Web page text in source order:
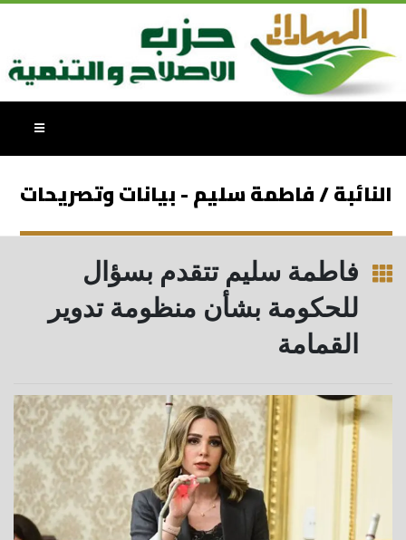
النائبة / فاطمة سليم - بيانات وتصريحات
فاطمة سليم تتقدم بسؤال
للحكومة بشأن منظومة تدوير
القمامة